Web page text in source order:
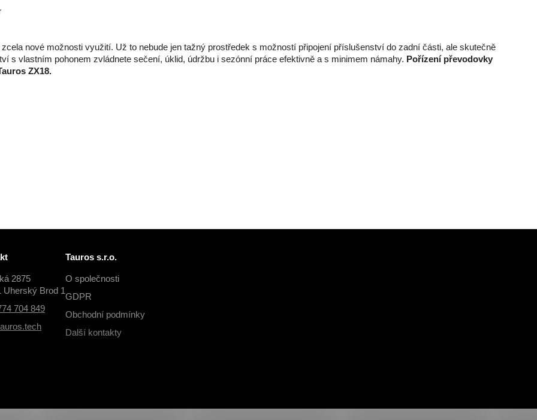
nové možnosti využití. Už to nebude jen tažný prostředek s možností připojení příslušenství do zadní části, ale skutečně
s vlastním pohonem zvládnete sečení, úklid, údržbu i sezónní práce efektivně a s minimem námahy. Pořízení převodovky
ZX18.
2875
Uherský Brod 1
704 849
Tauros s.r.o.
O společnosti
GDPR
Obchodní podmínky
Další kontakty